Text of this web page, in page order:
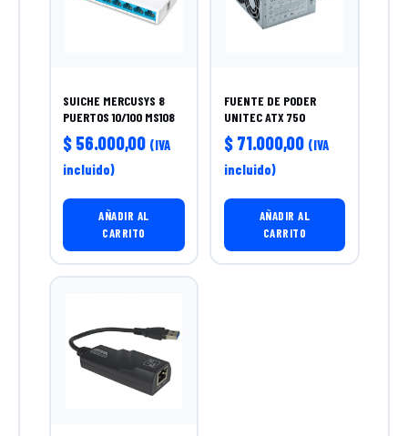
SUICHE MERCUSYS 8
PUERTOS 10/100 MS108
$ 56.000,00 (IVA
incluido)
AÑADIR AL
CARRITO
FUENTE DE PODER
UNITEC ATX 750
$71.000,00 (IVA
incluido)
AÑADIR AL
CARRITO